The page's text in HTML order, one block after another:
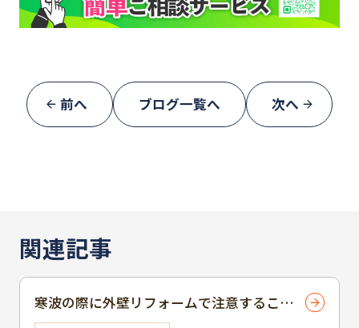
前へ ブログ一覧へ 次へ
関連記事
寒波の際に外壁リフォームで注意すること
【福井市・坂井市・永平寺町】